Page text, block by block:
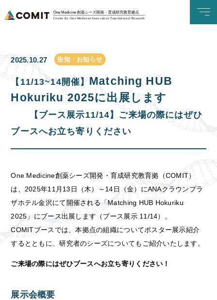
One Medicine 創薬シーズ開発・育成研究教育拠点
Center for One Medicine Innovative Translational Research
2025.10.27 告知・お知らせ
【11/13~14開催】 Matching HUB
Hokuriku 2025に出展します
【ブース展示11/14】ご来場の際にはぜひ
ブースへお立ち寄りください
One Medicine創薬シーズ開発・育成研究教育拠（COMIT）
は、 2025年11月13日（木）～14日（金）にANAクラウンプラ
ザホテル金沢にて開催される「Matching HUB Hokuriku
2025」にブース出展します（ブース展示 11/14）。
COMITブースでは、本拠点の組織についてポスター展示紹介
するとともに、研究者のシーズについてもご紹介いたします。
ご来場の際にはぜひブースへお立ち寄りください！
展示会概要